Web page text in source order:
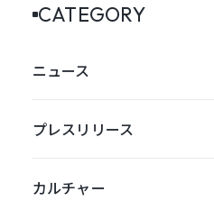
CATEGORY
ニュース
プレスリリース
カルチャー